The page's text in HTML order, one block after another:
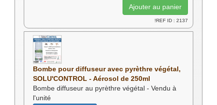
!REF ID : 2137
Bombe pour diffuseur avec pyrèthre végétal,
SOLU'CONTROL - Aérosol de 250ml
Bombe diffuseur au pyrèthre végétal - Vendu à
l'unité